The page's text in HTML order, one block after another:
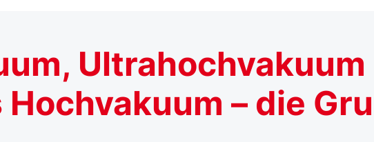
– die